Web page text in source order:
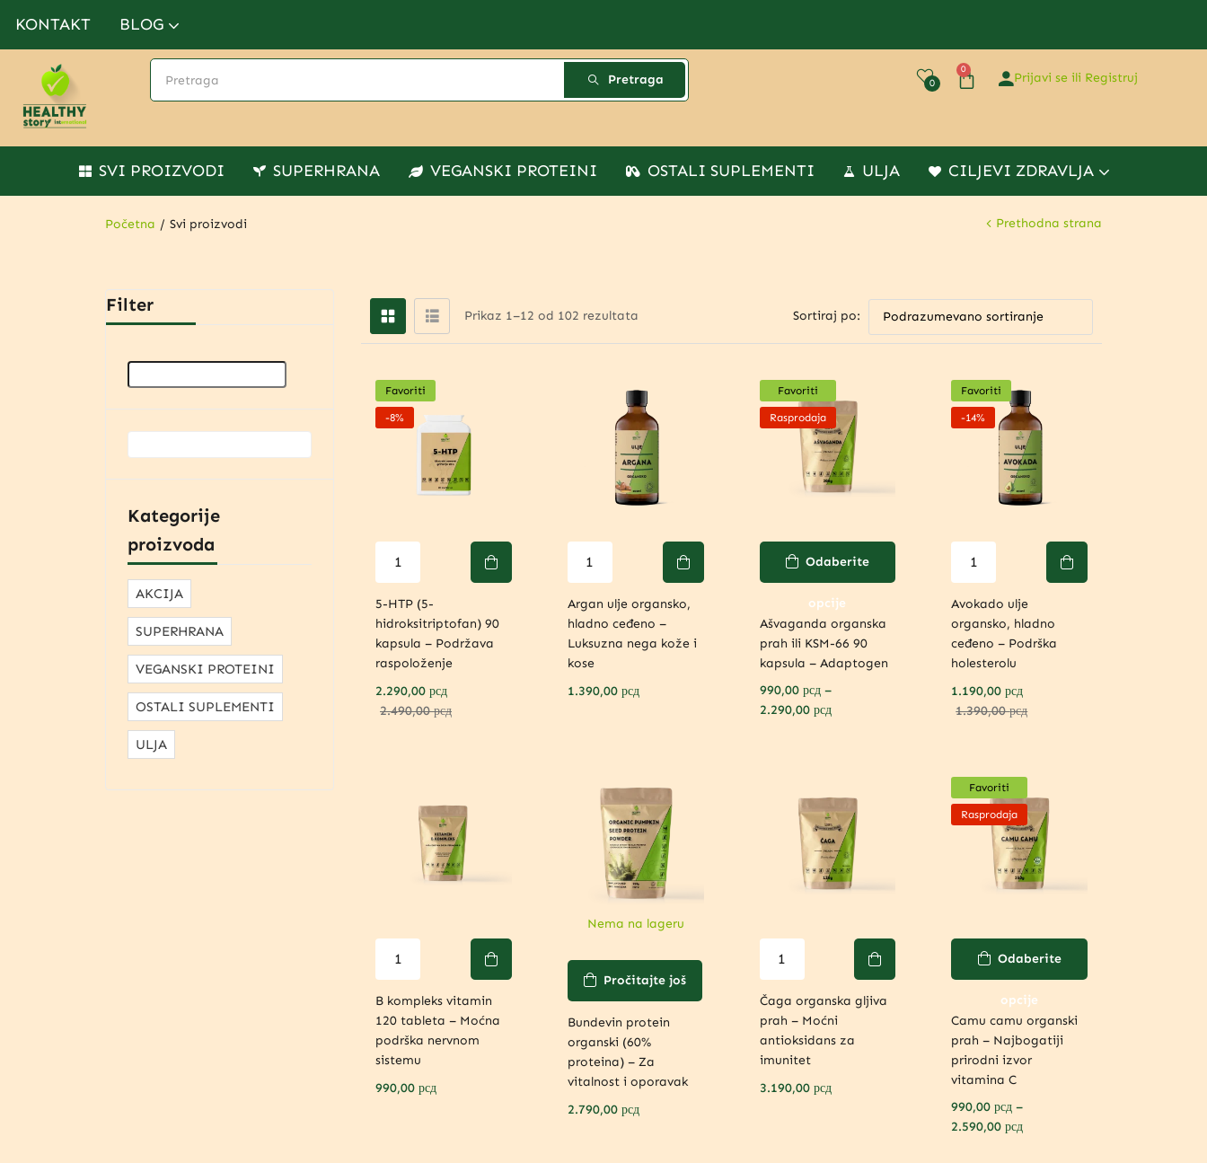
KONTAKT BLOG
Pretraga 0
0
Prijavi se ili Registruj
SVI PROIZVODI SUPERHRANA VEGANSKI PROTEINI OSTALI SUPLEMENTI ULJA CILJEVI ZDRAVLJA
Početna Svi proizvodi Prethodna strana
Filter
Kategorije
proizvoda
AKCIJA
SUPERHRANA
VEGANSKI PROTEINI
OSTALI SUPLEMENTI
ULJA
Prikaz 1–12 od 102 rezultata Sortiraj po:
-8%
Favoriti
5-HTP (5-
hidroksitriptofan) 90
kapsula – Podržava
raspoloženje
2.290,00 рсд
2.490,00рсд
Argan ulje organsko,
hladno ceđeno –
Luksuzna nega kože i
kose
1.390,00 рсд
Rasprodaja
Favoriti
Odaberite
opcije
Ašvaganda organska
prah ili KSM-66 90
kapsula – Adaptogen
990,00 рсд –
2.290,00 рсд
-14%
Favoriti
Avokado ulje
organsko, hladno
ceđeno – Podrška
holesterolu
1.190,00рсд
1.390,00рсд
B kompleks vitamin
120 tableta – Moćna
podrška nervnom
sistemu
990,00 рсд
Nema na lageru
Pročitajte još
Bundevin protein
organski (60%
proteina) – Za
vitalnost i oporavak
2.790,00 рсд
Čaga organska gljiva
prah – Moćni
antioksidans za
imunitet
3.190,00 рсд
Rasprodaja
Favoriti
Odaberite
opcije
Camu camu organski
prah – Najbogatiji
prirodni izvor
vitamina C
990,00рсд –
2.590,00рсд